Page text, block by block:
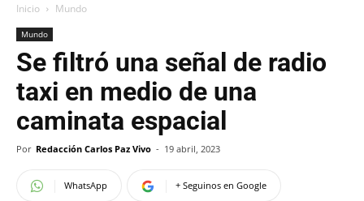
Inicio Mundo
Mundo
Se filtró una señal de radio
taxi en medio de una
caminata espacial
Por Redacción Carlos Paz Vivo - 19 abril, 2023
WhatsApp + Seguinos en Google